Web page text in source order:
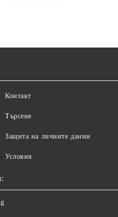
Контакт
Търсене
Защита на личните данни
Условия